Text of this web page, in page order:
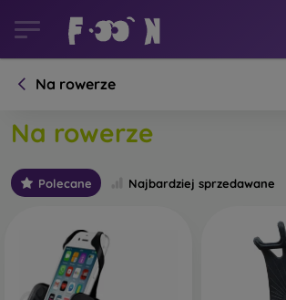
Na rowerze
Na rowerze
Polecane Najbardziej sprzedawane